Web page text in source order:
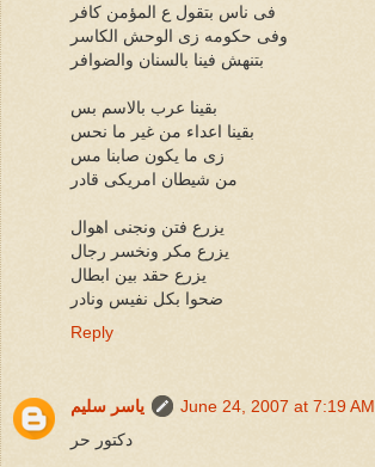
فى ناس بتقول ع المؤمن كافر
وفى حكومه زى الوحش الكاسر
بتنهش فينا بالسنان والضوافر
بقينا عرب بالاسم بس
بقينا اعداء من غير ما نحس
زى ما يكون صابنا مس
من شيطان امريكى قادر
يزرع فتن ونجنى اهوال
يزرع مكر ونخسر رجال
يزرع حقد بين ابطال
ضحوا بكل نفيس ونادر
Reply
ياسر سليم
June 24, 2007 at 7:19 AM
دكتور حر